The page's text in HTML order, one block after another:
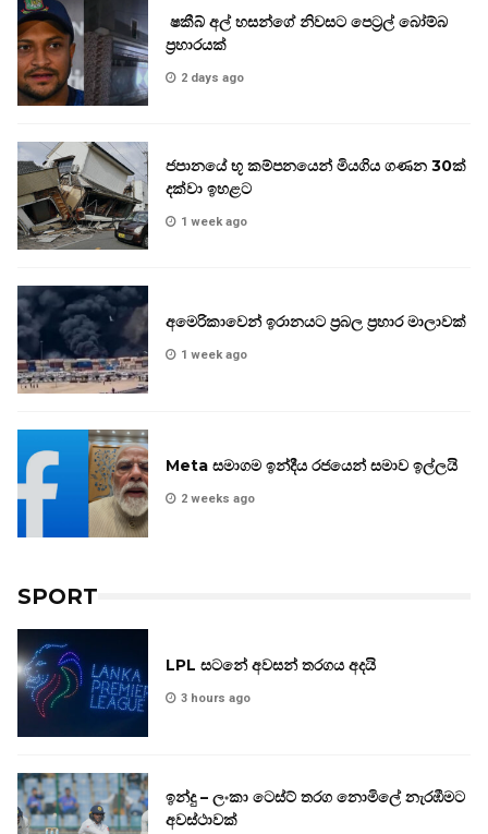
ෂකීබ් අල් හසන්ගේ නිවසට පෙට්‍රල් බෝම්බ
ප්‍රහාරයක්
2 days ago
ජපානයේ භූ කම්පනයෙන් මියගිය ගණන 30ක්
දක්වා ඉහළට
1 week ago
අමෙරිකාවෙන් ඉරානයට ප්‍රබල ප්‍රහාර මාලාවක්
1 week ago
Meta සමාගම ඉන්දීය රජයෙන් සමාව ඉල්ලයි
2 weeks ago
SPORT
LPL සටනේ අවසන් තරගය අදයි
3 hours ago
ඉන්දු – ලංකා ටෙස්ට් තරග නොමිලේ නැරඹීමට
අවස්ථාවක්